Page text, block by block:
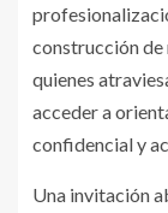
construcción de
quienes
acceder a
confidencial y
Una invitación